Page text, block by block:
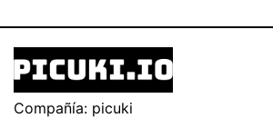
Compañía: picuki